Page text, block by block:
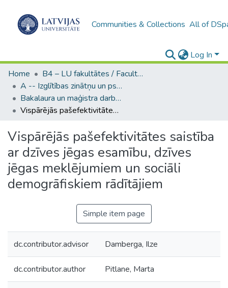
Communities & Collections All of
Log In
Home
B4 – LU fakultātes / Faculties of the UL
A -- Izglītības zinātņu un psiholoģijas fakultāte / Faculty of Education Sciences and Psychology
Bakalaura un maģistra darbi (PPMF) / Bachelor's and Master's theses
Vispārējās pašefektivitātes saistība ar dzīves jēgas esamību, dzīves jēgas meklējumiem un sociāli demogrāfiskiem rādītājiem
Vispārējās pašefektivitātes saistība
ar dzīves jēgas esamību, dzīves
jēgas meklējumiem un sociāli
demogrāfiskiem rādītājiem
Simple item page
dc.contributor.advisor Damberga, Ilze
dc.contributor.author Pitlane, Marta